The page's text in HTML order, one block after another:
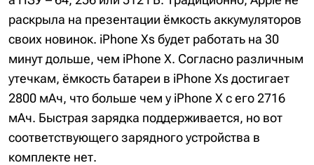
раскрыла на презентации ёмкость аккумуляторов
своих новинок. iPhone Xs будет работать на 30
минут дольше, чем iPhone X. Согласно различным
утечкам, ёмкость батареи в iPhone Xs достигает
2800 мАч, что больше чем у iPhone X с его 2716
мАч. Быстрая зарядка поддерживается, но вот
соответствующего зарядного устройства в
комплекте нет.